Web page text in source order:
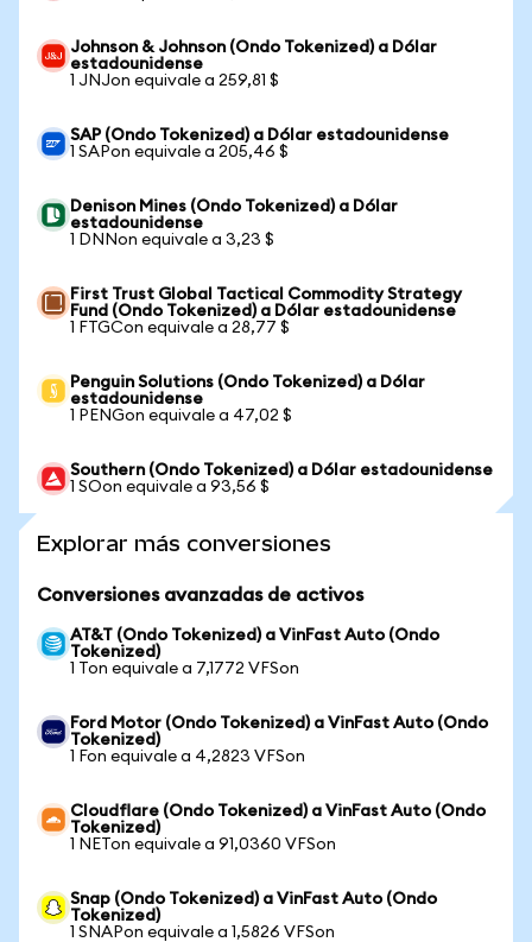
Johnson & Johnson (Ondo Tokenized) a Dólar
estadounidense
1 JNJon equivale a 259,81 $
SAP (Ondo Tokenized) a Dólar estadounidense
1 SAPon equivale a 205,46 $
Denison Mines (Ondo Tokenized) a Dólar
estadounidense
1 DNNon equivale a 3,23 $
First Trust Global Tactical Commodity Strategy
Fund (Ondo Tokenized) a Dólar estadounidense
1 FTGCon equivale a 28,77 $
Penguin Solutions (Ondo Tokenized) a Dólar
estadounidense
1 PENGon equivale a 47,02 $
Southern (Ondo Tokenized) a Dólar estadounidense
1 SOon equivale a 93,56 $
Explorar más conversiones
Conversiones avanzadas de activos
AT&T (Ondo Tokenized) a VinFast Auto (Ondo
Tokenized)
1 Ton equivale a 7,1772 VFSon
Ford Motor (Ondo Tokenized) a VinFast Auto (Ondo
Tokenized)
1 Fon equivale a 4,2823 VFSon
Cloudflare (Ondo Tokenized) a VinFast Auto (Ondo
Tokenized)
1 NETon equivale a 91,0360 VFSon
Snap (Ondo Tokenized) a VinFast Auto (Ondo
Tokenized)
1 SNAPon equivale a 1,5826 VFSon